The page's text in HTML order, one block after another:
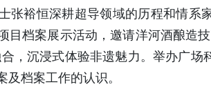
张裕恒深耕超导领域的历程和情系
目档案展示活动，邀请洋河酒酿造
，沉浸式体验非遗魅力。举办广
档案工作的认识。